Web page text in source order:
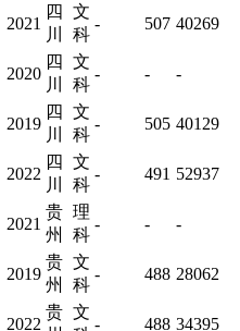
2021
四
川
文
科
- 507 40269
2020
四
川
文
科
- - -
2019
四
川
文
科
- 505 40129
2022
四
川
文
科
- 491 52937
2021
贵
州
理
科
- - -
2019
贵
州
文
科
- 488 28062
2022
贵 文
- 488 34395